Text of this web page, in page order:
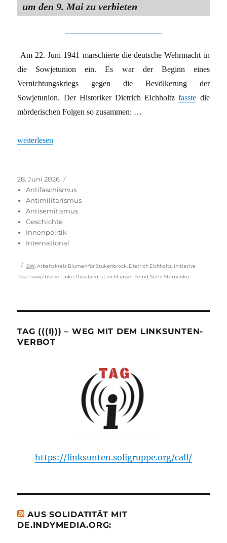
um den 9. Mai zu verbieten
Am 22. Juni 1941 marschierte die deutsche Wehrmacht in
die Sowjetunion ein. Es war der Beginn eines
Vernichtungskriegs gegen die Bevölkerung der
Sowjetunion. Der Historiker Dietrich Eichholtzfasste die
mörderischen Folgen so zusammen: …
„Der vergessene Beginn eines Vernichtungskriegs“
weiterlesen
Veröffentlicht
am
28. Juni 2026
Antifaschismus
Antimilitarismus
Antisemitismus
Geschichte
Innenpolitik
International
Schlagwörter
SW: Arbeitskreis Blumen für Stukenbrock Dietrich Eichholtz Initiative
Post-sowjetische Linke Russland ist nicht unser Feind ,Serhi Sternenko
TAG (((I))) – WEG MIT DEM LINKSUNTEN-
VERBOT
https://linksunten.soligruppe.org/call/
AUS SOLIDATITÄT MIT
DE.INDYMEDIA.ORG: